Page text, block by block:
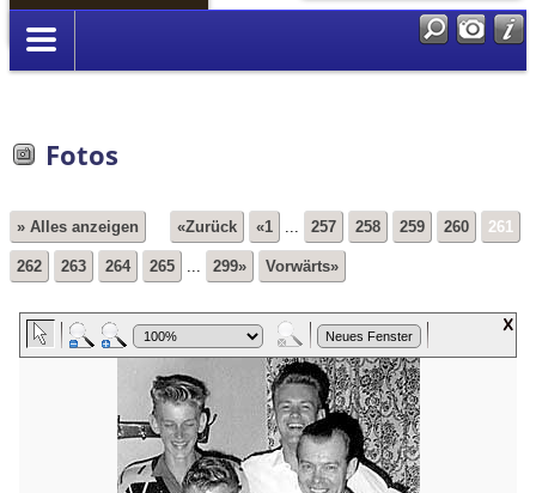
Anmelden
Fotos
» Alles anzeigen «Zurück «1 ... 257 258 259 260 261
262 263 264 265 ... 299» Vorwärts»